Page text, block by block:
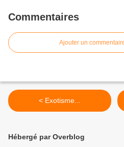
Commentaires
Ajouter un
< Exotisme...
Hébergé par Overblog